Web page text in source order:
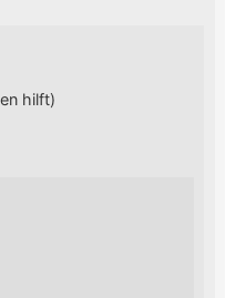
hilft)